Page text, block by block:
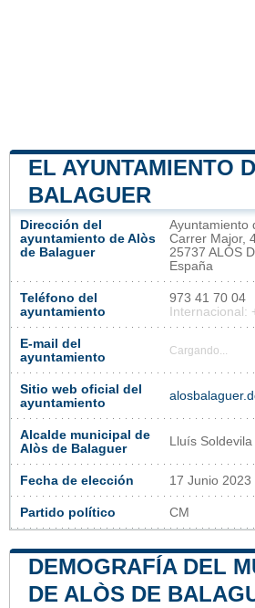
EL AYUNTAMIENTO
BALAGUER
Dirección del
ayuntamiento de Alòs
de Balaguer
Ayuntamiento
Carrer Major,
25737 ALÒS
España
Teléfono del
ayuntamiento
973 41 70 04
Internacional:
E-mail del
ayuntamiento
Cargando...
Sitio web oficial del
ayuntamiento
Alcalde municipal de
Alòs de Balaguer
Lluís
Fecha de elección 17 Junio 2023
Partido político CM
DEMOGRAFÍA DEL
DE ALÒS DE